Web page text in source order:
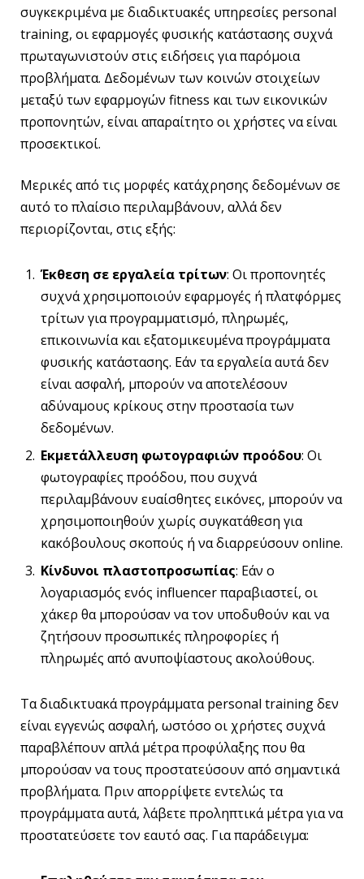
συγκεκριμένα με διαδικτυακές υπηρεσίες personal
training, οι εφαρμογές φυσικής κατάστασης συχνά
πρωταγωνιστούν στις ειδήσεις για παρόμοια
προβλήματα. Δεδομένων των κοινών στοιχείων
μεταξύ των εφαρμογών fitness και των εικονικών
προπονητών, είναι απαραίτητο οι χρήστες να είναι
προσεκτικοί.
Μερικές από τις μορφές κατάχρησης δεδομένων σε
αυτό το πλαίσιο περιλαμβάνουν, αλλά δεν
περιορίζονται, στις εξής:
Έκθεση σε εργαλεία τρίτων: Οι προπονητές
συχνά χρησιμοποιούν εφαρμογές ή πλατφόρμες
τρίτων για προγραμματισμό, πληρωμές,
επικοινωνία και εξατομικευμένα προγράμματα
φυσικής κατάστασης. Εάν τα εργαλεία αυτά δεν
είναι ασφαλή, μπορούν να αποτελέσουν
αδύναμους κρίκους στην προστασία των
δεδομένων.
Εκμετάλλευση φωτογραφιών προόδου: Οι
φωτογραφίες προόδου, που συχνά
περιλαμβάνουν ευαίσθητες εικόνες, μπορούν να
χρησιμοποιηθούν χωρίς συγκατάθεση για
κακόβουλους σκοπούς ή να διαρρεύσουν online.
Κίνδυνοι πλαστοπροσωπίας: Εάν ο
λογαριασμός ενός influencer παραβιαστεί, οι
χάκερ θα μπορούσαν να τον υποδυθούν και να
ζητήσουν προσωπικές πληροφορίες ή
πληρωμές από ανυποψίαστους ακολούθους.
Τα διαδικτυακά προγράμματα personal training δεν
είναι εγγενώς ασφαλή, ωστόσο οι χρήστες συχνά
παραβλέπουν απλά μέτρα προφύλαξης που θα
μπορούσαν να τους προστατεύσουν από σημαντικά
προβλήματα. Πριν απορρίψετε εντελώς τα
προγράμματα αυτά, λάβετε προληπτικά μέτρα για να
προστατεύσετε τον εαυτό σας. Για παράδειγμα: